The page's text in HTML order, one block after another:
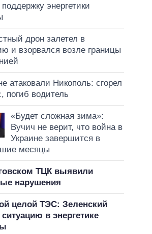
энергетики
дрон залетел в
и взорвался возле границы
атаковали Никополь: сгорел
погиб водитель
«Будет сложная зима»:
Вучич не верит, что война в
Украине завершится в
месяцы
ТЦК выявили
нарушения
целой ТЭС: Зеленский
в энергетике